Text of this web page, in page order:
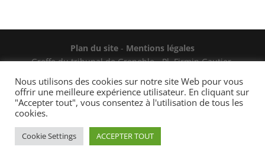
Plan du site- Mentions légales
Greffe du tribunal de Grenoble - Pl. Firmin Gautier,
38000 Grenoble
Contact téléphonique : 04 56 58 50 50
Nous utilisons des cookies sur notre site Web pour vous
offrir une meilleure expérience utilisateur. En cliquant sur
"Accepter tout", vous consentez à l'utilisation de tous les
cookies.
Cookie Settings ACCEPTER TOUT